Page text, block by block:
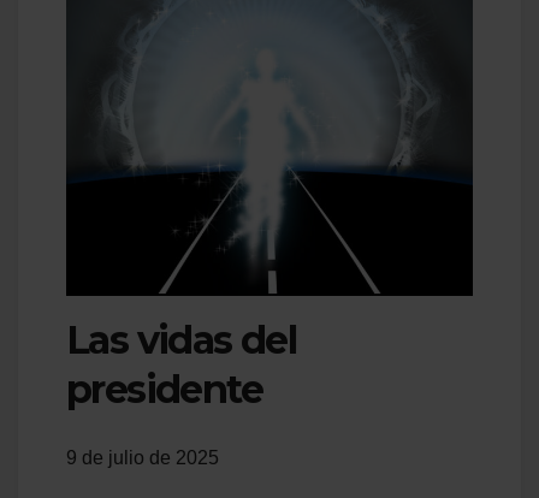
Las vidas del
presidente
9 de julio de 2025